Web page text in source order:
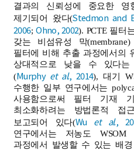
결과의 신뢰성에 중요한 영
제기되어 왔다(Stedmon and
2006;Ohno, 2002). PCTE 필터
갖는 비섬유성 막
필터에 비해 추출 과정에서의
상대적으로 낮을 수 있다는
(Murphy et al., 2014), 대기
수행한 일부 연구에서는
사용함으로써 필터 기재
최소화하려는 방법론적 접
보고되어 있다(Wu et al.,
연구에서는 저농도
과정에서 발생할 수 있는 배